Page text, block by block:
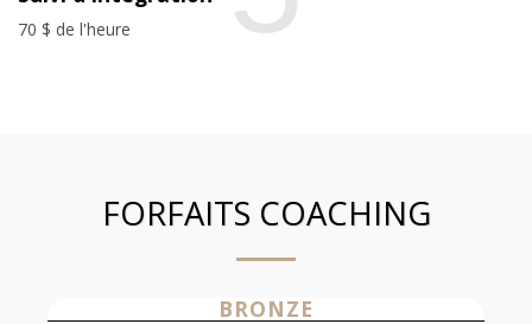
70 $ de l'heure
FORFAITS COACHING
BRONZE